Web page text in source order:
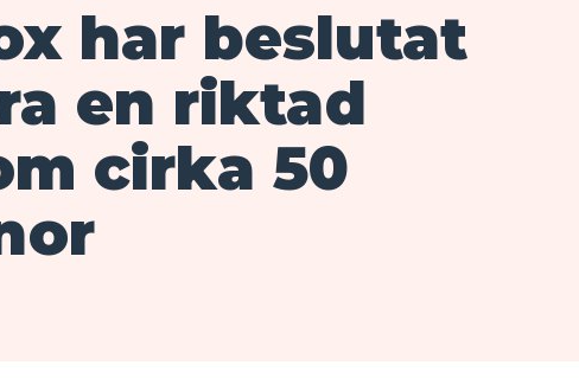
har beslutat
en riktad
cirka 50